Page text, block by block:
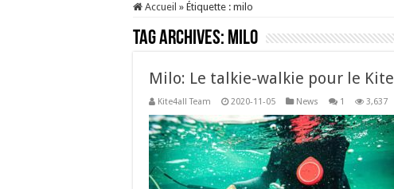
Accueil » Étiquette : milo
Tag Archives: milo
Milo: Le talkie-walkie pour le Kite
Kite4all Team 2020-11-05 News 1 3,637